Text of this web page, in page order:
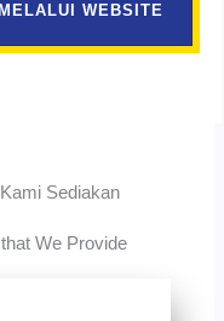
WEBSITE
Sediakan
We Provide